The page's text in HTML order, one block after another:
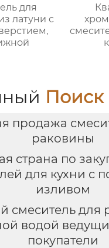
для
латуни с
Поиск
продажа
раковины
страна по
для кухни с
изливом
смеситель для
водой
покупатели